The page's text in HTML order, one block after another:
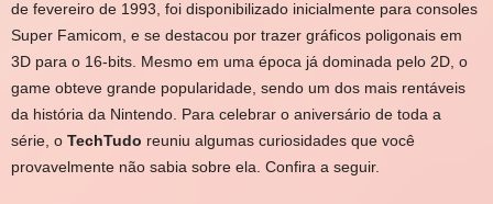
de fevereiro de 1993, foi disponibilizado inicialmente para consoles
Super Famicom, e se destacou por trazer gráficos poligonais em
3D para o 16-bits. Mesmo em uma época já dominada pelo 2D, o
game obteve grande popularidade, sendo um dos mais rentáveis
da história da Nintendo. Para celebrar o aniversário de toda a
série, o TechTudo reuniu algumas curiosidades que você
provavelmente não sabia sobre ela. Confira a seguir.